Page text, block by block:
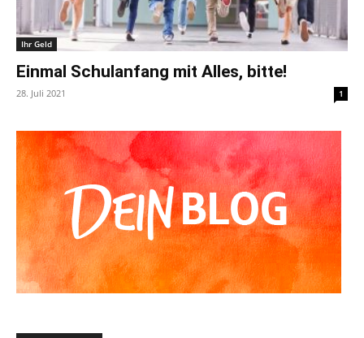
Ihr Geld
Einmal Schulanfang mit Alles, bitte!
28. Juli 2021 1